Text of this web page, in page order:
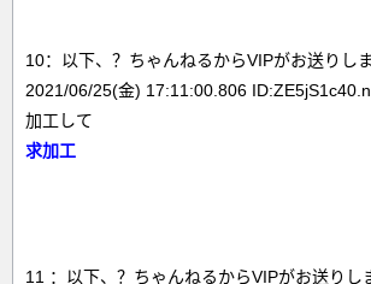
10：以下、？ちゃんねるからVIPがお送りしま
2021/06/25(金) 17:11:00.806
加工して
求加工
11 ：以下、？ちゃんねるからVIPがお送りし